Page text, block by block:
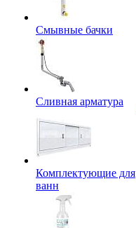
Смывные бачки
Сливная арматура
Комплектующие для
ванн